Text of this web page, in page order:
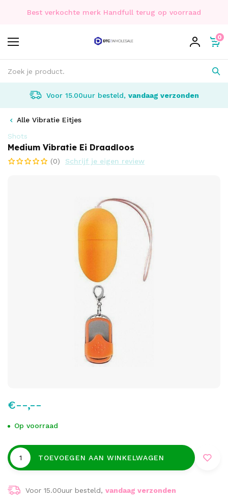
Best verkochte merk Handfull terug op voorraad
0
Voor 15.00uur besteld, vandaag verzonden
Alle Vibratie Eitjes
Shots
Medium Vibratie Ei Draadloos
(0) Schrijf je eigen review
€--,--
Op voorraad
TOEVOEGEN AAN WINKELWAGEN
Voor 15.00uur besteld, vandaag verzonden